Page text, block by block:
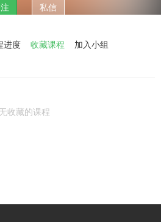
私信
进度 收藏课程
加入小组
无收藏的课程